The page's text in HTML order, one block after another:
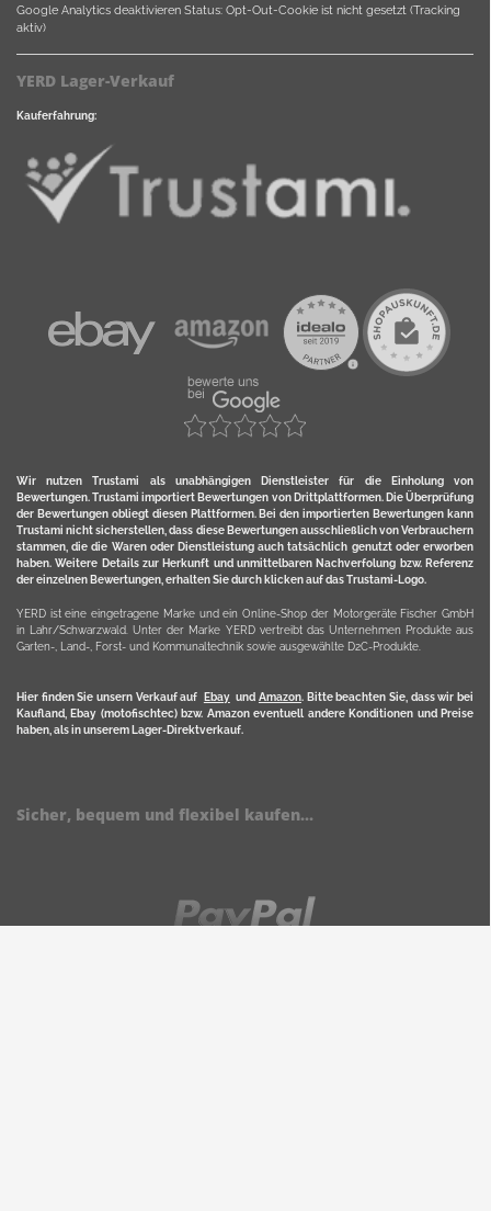
Google Analytics deaktivieren Status: Opt-Out-Cookie ist nicht gesetzt (Tracking
aktiv)
YERD Lager-Verkauf
Kauferfahrung:
Wir nutzen Trustami als unabhängigen Dienstleister für die Einholung von
Bewertungen. Trustami importiert Bewertungen von Drittplattformen. Die Überprüfung
der Bewertungen obliegt diesen Plattformen. Bei den importierten Bewertungen kann
Trustami nicht sicherstellen, dass diese Bewertungen ausschließlich von Verbrauchern
stammen, die die Waren oder Dienstleistung auch tatsächlich genutzt oder erworben
haben. Weitere Details zur Herkunft und unmittelbaren Nachverfolung bzw. Referenz
der einzelnen Bewertungen, erhalten Sie durch klicken auf das Trustami-Logo.
YERD ist eine eingetragene Marke und ein Online-Shop der Motorgeräte Fischer GmbH
in Lahr/Schwarzwald. Unter der Marke YERD vertreibt das Unternehmen Produkte aus
Garten-, Land-, Forst- und Kommunaltechnik sowie ausgewählte D2C-Produkte.
Hier finden Sie unsern Verkauf auf Ebayund Amazon. Bitte beachten Sie, dass wir bei
Kaufland, Ebay (motofischtec) bzw. Amazon eventuell andere Konditionen und Preise
haben, als in unserem Lager-Direktverkauf.
Sicher, bequem und flexibel kaufen...